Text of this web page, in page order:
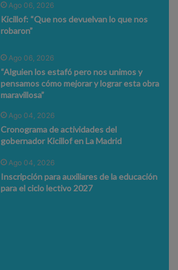
Ago 06, 2026
Kicillof: “Que nos devuelvan lo que nos
robaron”
Ago 06, 2026
“Alguien los estafó pero nos unimos y
pensamos cómo mejorar y lograr esta obra
maravillosa”
Ago 04, 2026
Cronograma de actividades del
gobernador Kicillof en La Madrid
Ago 04, 2026
Inscripción para auxiliares de la educación
para el ciclo lectivo 2027